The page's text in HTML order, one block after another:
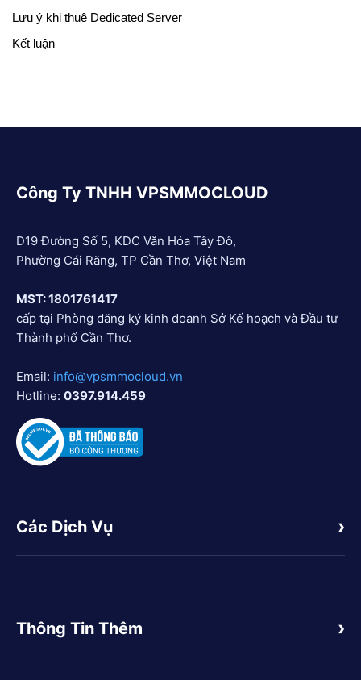
Lưu ý khi thuê Dedicated Server
Kết luận
Công Ty TNHH VPSMMOCLOUD
D19 Đường Số 5, KDC Văn Hóa Tây Đô,
Phường Cái Răng, TP Cần Thơ, Việt Nam
MST: 1801761417
cấp tại Phòng đăng ký kinh doanh Sở Kế hoạch và Đầu tư
Thành phố Cần Thơ.
Email: info@vpsmmocloud.vn
Hotline: 0397.914.459
Các Dịch Vụ
Thông Tin Thêm